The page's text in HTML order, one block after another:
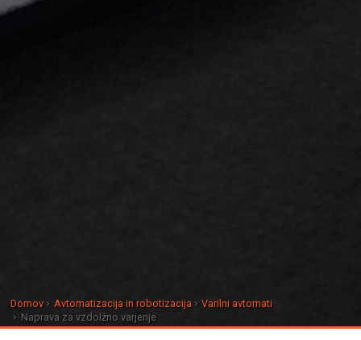
Domov Avtomatizacija in robotizacija
Varilni avtomati
Naprava za vzdolžno varjenje